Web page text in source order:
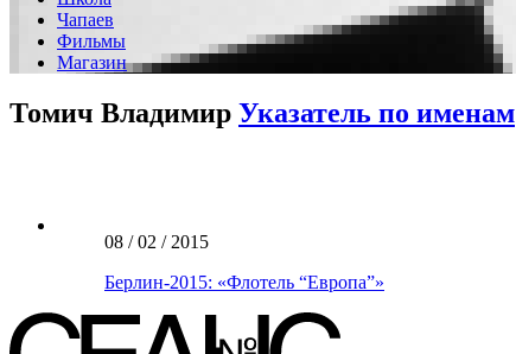
Чапаев
Фильмы
Магазин
Томич Владимир Указатель по именам
08 / 02 / 2015
Берлин-2015: «Флотель “Европа”»